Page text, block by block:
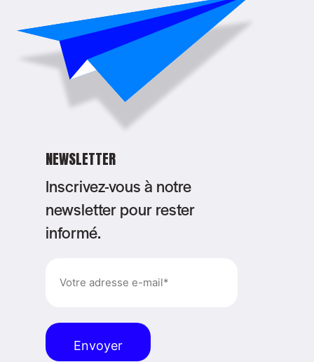
NEWSLETTER
Inscrivez-vous à notre
newsletter pour rester
informé.
mail
Alternative: